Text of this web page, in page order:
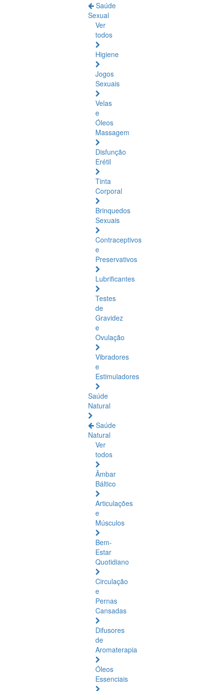
Saúde
Sexual
Ver
todos
Higiene
Jogos
Sexuais
Velas
e
Óleos
Massagem
Disfunção
Erétil
Tinta
Corporal
Brinquedos
Sexuais
Contraceptivos
e
Preservativos
Lubrificantes
Testes
de
Gravidez
e
Ovulação
Vibradores
e
Estimuladores
Saúde
Natural
Saúde
Natural
Ver
todos
Âmbar
Báltico
Articulações
e
Músculos
Bem-
Estar
Quotidiano
Circulação
e
Pernas
Cansadas
Difusores
de
Aromaterapia
Óleos
Essenciais